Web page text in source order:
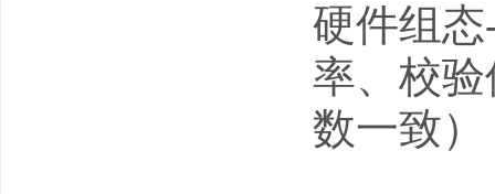
硬件组
率、校
数一致